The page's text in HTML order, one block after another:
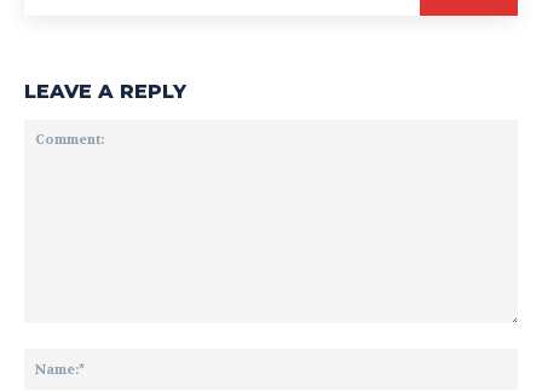
LEAVE A REPLY